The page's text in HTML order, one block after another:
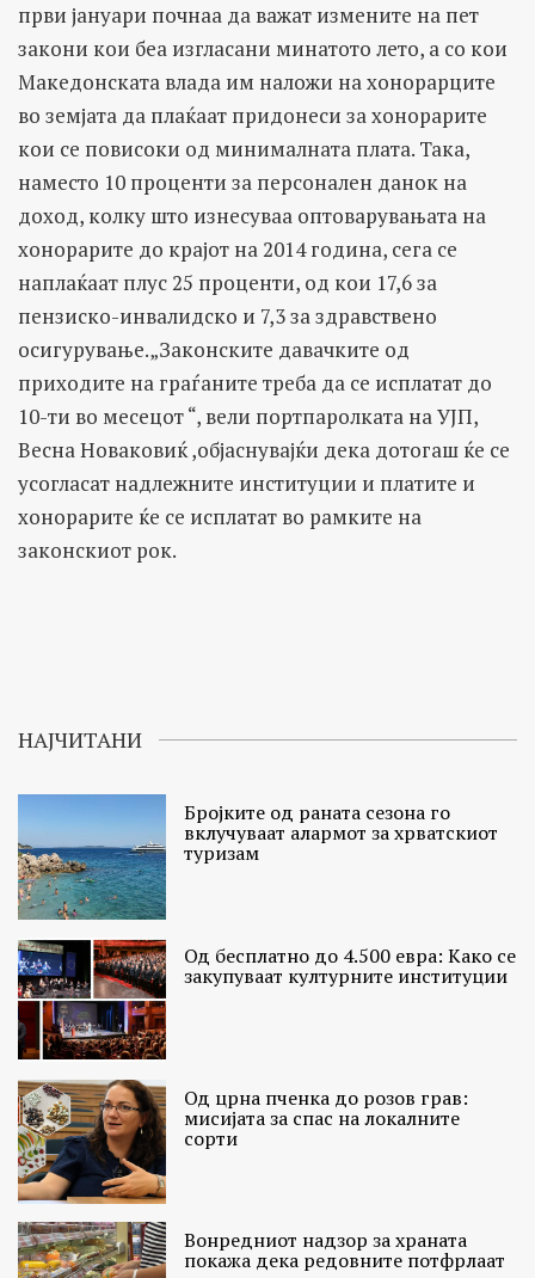
први јануари почнаа да важат измените на пет
закони кои беа изгласани минатото лето, а со кои
Македонската влада им наложи на хонорарците
во земјата да плаќаат придонеси за хонорарите
кои се повисоки од минималната плата. Така,
наместо 10 проценти за персонален данок на
доход, колку што изнесуваа оптоварувањата на
хонорарите до крајот на 2014 година, сега се
наплаќаат плус 25 проценти, од кои 17,6 за
пензиско-инвалидско и 7,3 за здравствено
осигурување.„Законските давачките од
приходите на граѓаните треба да се исплатат до
10-ти во месецот “, вели портпаролката на УЈП,
Весна Новаковиќ ,објаснувајќи дека дотогаш ќе се
усогласат надлежните институции и платите и
хонорарите ќе се исплатат во рамките на
законскиот рок.
НАЈЧИТАНИ
Бројките од раната сезона го
вклучуваат алармот за хрватскиот
туризам
Од бесплатно до 4.500 евра: Како се
закупуваат културните институции
Од црна пченка до розов грав:
мисијата за спас на локалните
сорти
Вонредниот надзор за храната
покажа дека редовните потфрлаат